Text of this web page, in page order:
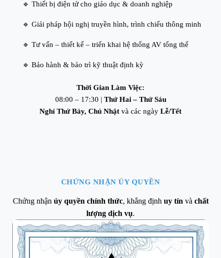
🔹 Thiết bị điện tử cho giáo dục & doanh nghiệp
🔹 Giải pháp hội nghị truyền hình, trình chiếu thông minh
🔹 Tư vấn – thiết kế – triển khai hệ thống AV tổng thể
🔹 Bảo hành & bảo trì kỹ thuật định kỳ
Thời Gian Làm Việc:
08:00 – 17:30 | Thứ Hai – Thứ Sáu
Nghỉ Thứ Bảy, Chủ Nhật và các ngày Lễ/Tết
CHỨNG NHẬN ỦY QUYỀN
Chứng nhận ủy quyền chính thức, khẳng định uy tín và chất
lượng dịch vụ.